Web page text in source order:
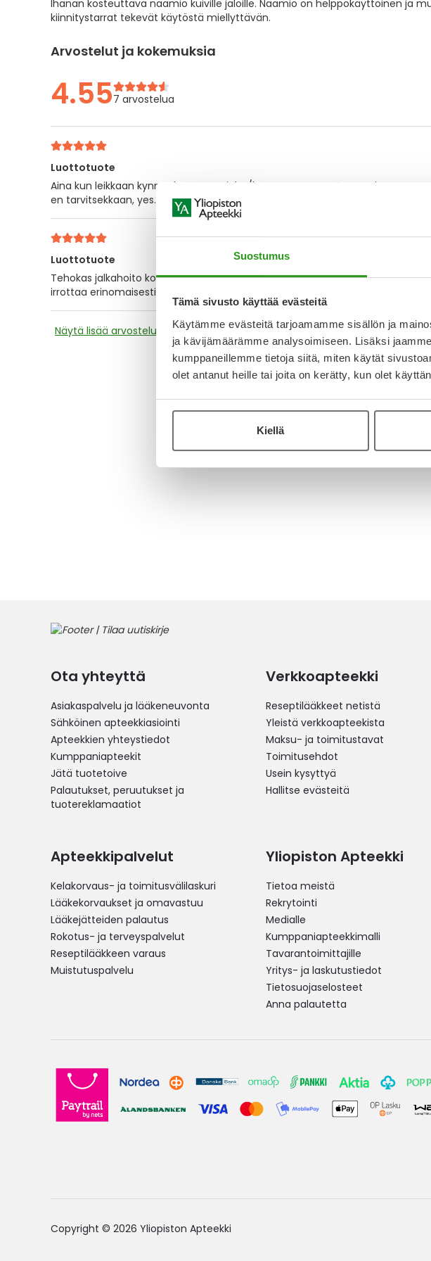
Suostumus
Tämä sivusto käyttää evästeitä
Käytämme evästeitä tarjoamamme sisällön ja
ja kävijämäärämme analysoimiseen. Lisäksi
kumppaneillemme tietoja siitä, miten käytät
olet antanut heille tai joita on kerätty, kun olet
Kiellä
the
images
Ihanan kosteuttava naamio kuiville jaloille. Naamio on helppokäyttöinen ja
kiinnitystarrat tekevät käytöstä miellyttävän.
Arvostelut ja kokemuksia
4.557 arvostelua
Luottotuote
Aina kun leikkaan kynnet kosteutan jalat/kynnet Kocostar Foot Moisture -
en tarvitsekkaan, yes.
Luottotuote
Tehokas jalkahoito kotona! Kostetutaa erinomaisesti myös kynnet, karhealla
irrottaa erinomaisesti kuolleen solukon ja kynsien leikkaus onnistuu vaivatta.
Näytä lisää arvosteluja
Ota yhteyttä
Asiakaspalvelu ja lääkeneuvonta
Sähköinen apteekkiasiointi
Apteekkien yhteystiedot
Kumppaniapteekit
Jätä tuotetoive
Palautukset, peruutukset ja
tuotereklamaatiot
Verkkoapteekki
Reseptilääkkeet netistä
Yleistä verkkoapteekista
Maksu- ja toimitustavat
Toimitusehdot
Usein kysyttyä
Hallitse evästeitä
Apteekkipalvelut
Kelakorvaus- ja toimitusvälilaskuri
Lääkekorvaukset ja omavastuu
Lääkejätteiden palautus
Rokotus- ja terveyspalvelut
Reseptilääkkeen varaus
Muistutuspalvelu
Yliopiston Apteekki
Tietoa meistä
Rekrytointi
Medialle
Kumppaniapteekkimalli
Tavarantoimittajille
Yritys- ja laskutustiedot
Tietosuojaselosteet
Anna palautetta
Copyright © 2026 Yliopiston Apteekki